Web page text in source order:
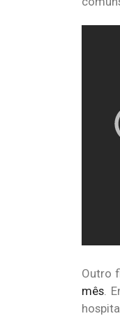
Outro
mês.